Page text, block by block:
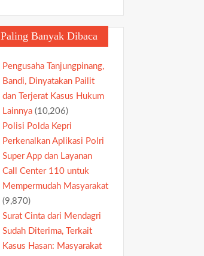
Paling Banyak Dibaca
Pengusaha Tanjungpinang,
Bandi, Dinyatakan Pailit
dan Terjerat Kasus Hukum
Lainnya (10,206)
Polisi Polda Kepri
Perkenalkan Aplikasi Polri
Super App dan Layanan
Call Center 110 untuk
Mempermudah Masyarakat
(9,870)
Surat Cinta dari Mendagri
Sudah Diterima, Terkait
Kasus Hasan: Masyarakat